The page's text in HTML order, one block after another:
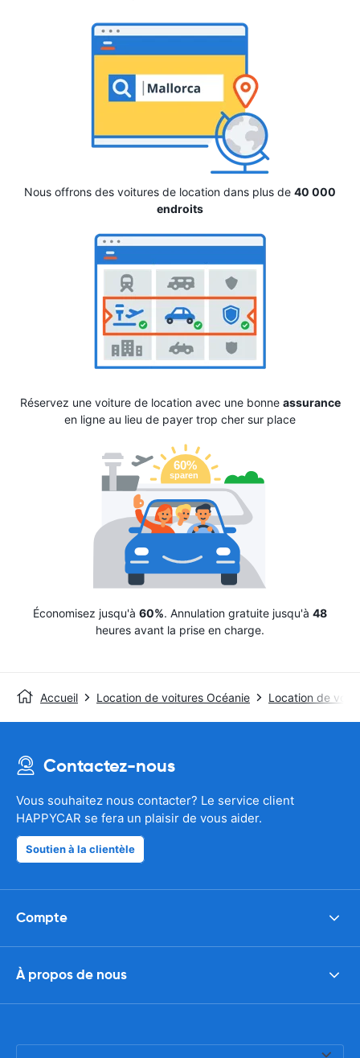
Nous offrons des voitures de location dans plus de 40 000
endroits
Réservez une voiture de location avec une bonne assurance
en ligne au lieu de payer trop cher sur place
Économisez jusqu'à 60%. Annulation gratuite jusqu'à 48
heures avant la prise en charge.
Accueil Location de voitures Océanie Location de
Contactez-nous
Vous souhaitez nous contacter? Le service client
HAPPYCAR se fera un plaisir de vous aider.
Soutien à la clientèle
Compte
À propos de nous